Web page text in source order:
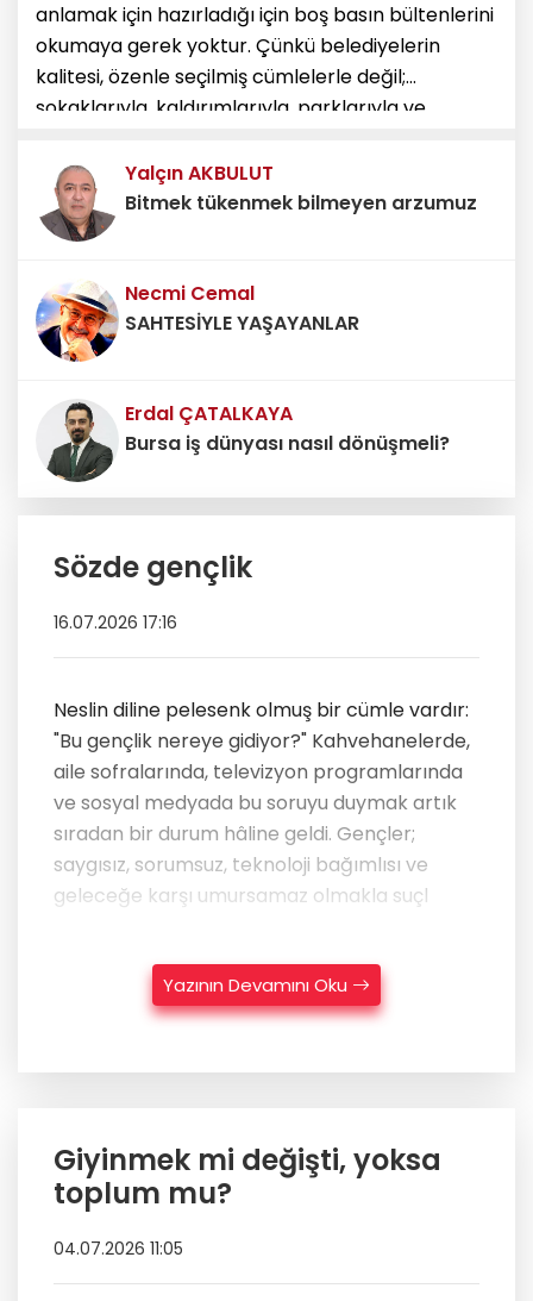
anlamak için hazırladığı için boş basın bültenlerini
okumaya gerek yoktur. Çünkü belediyelerin
kalitesi, özenle seçilmiş cümlelerle değil;
sokaklarıyla, kaldırımlarıyla, parklarıyla ve
Kepez Belediyesi geçtiği
Yalçın AKBULUT
Bitmek tükenmek bilmeyen arzumuz
Necmi Cemal
SAHTESİYLE YAŞAYANLAR
Erdal ÇATALKAYA
Bursa iş dünyası nasıl dönüşmeli?
Belediyenin mesaj sistemi ticari
reklam aracı değildir
Sözde gençlik
16.07.2026 17:16
Neslin diline pelesenk olmuş bir cümle vardır:
"Bu gençlik nereye gidiyor?" Kahvehanelerde,
aile sofralarında, televizyon programlarında
ve sosyal medyada bu soruyu duymak artık
sıradan bir durum hâline geldi. Gençler;
saygısız, sorumsuz, teknoloji bağımlısı ve
geleceğe karşı umursamaz olmakla suçl
Yazının Devamını Oku
Giyinmek mi değişti, yoksa
toplum mu?
04.07.2026 11:05